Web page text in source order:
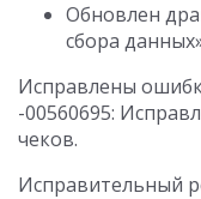
Обновлен
сбора
Исправлены
-00560695:
чеков.
Исправительный